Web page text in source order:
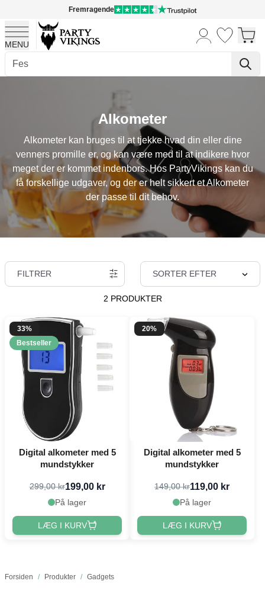
Fremragende
MENU
Alkometer
Alkometer kan bruges til at tjekke hvad din eller dine
venners promille er, og kan være med til at indikere hvor
meget der er kommet indenbors. Hos PartyVikings kan du
få forskellige udgaver, og der er helt sikkert et Alkometer
der passe til dit behov.
Forsiden / Produkter / Gadgets
FILTRER SORTER EFTER
2 PRODUKTER
33%
Bestseller
Digital alkometer med 5
mundstykker
299,00 kr199,00 kr
På lager
LÆG I KURV
20%
Digital alkometer med 5
mundstykker
149,00 kr119,00 kr
På lager
LÆG I KURV